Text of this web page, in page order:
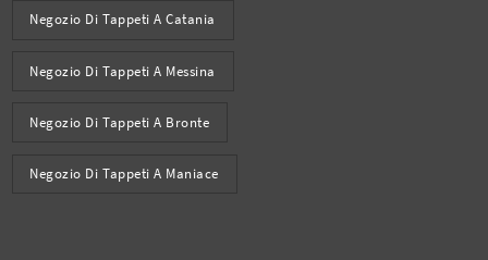
Negozio Di Tappeti A Catania
Negozio Di Tappeti A Messina
Negozio Di Tappeti A Bronte
Negozio Di Tappeti A Maniace